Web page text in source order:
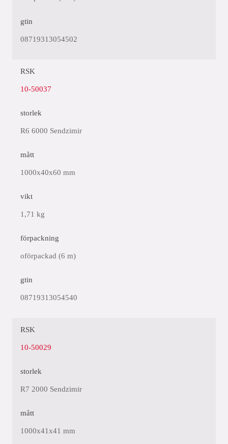
gtin
08719313054502
RSK
10-50037
storlek
R6 6000 Sendzimir
mått
1000x40x60 mm
vikt
1,71 kg
förpackning
oförpackad (6 m)
gtin
08719313054540
RSK
10-50029
storlek
R7 2000 Sendzimir
mått
1000x41x41 mm